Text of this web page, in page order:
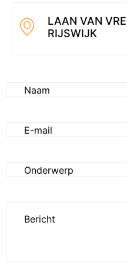
LAAN VAN
RIJSWIJK